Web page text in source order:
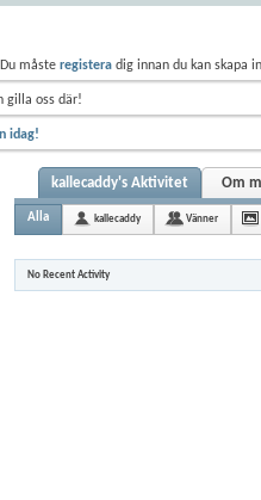
måste registera dig innan du kan skapa
gilla oss där!
idag!
kallecaddy's Aktivitet Om
Alla kallecaddy Vänner
No Recent Activity